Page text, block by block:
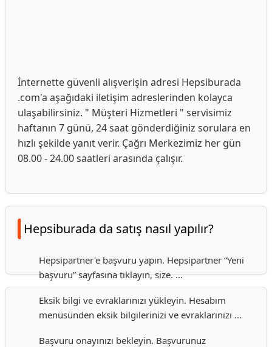
İnternette güvenli alışverişin adresi Hepsiburada
.com'a aşağıdaki iletişim adreslerinden kolayca
ulaşabilirsiniz. " Müşteri Hizmetleri " servisimiz
haftanın 7 günü, 24 saat gönderdiğiniz sorulara en
hızlı şekilde yanıt verir. Çağrı Merkezimiz her gün
08.00 - 24.00 saatleri arasında çalışır.
Hepsiburada da satış nasıl yapılır?
Hepsipartner'e başvuru yapın. Hepsipartner “Yeni
başvuru” sayfasına tıklayın, size. ...
Eksik bilgi ve evraklarınızı yükleyin. Hesabım
menüsünden eksik bilgilerinizi ve evraklarınızı ...
Başvuru onayınızı bekleyin. Başvurunuz